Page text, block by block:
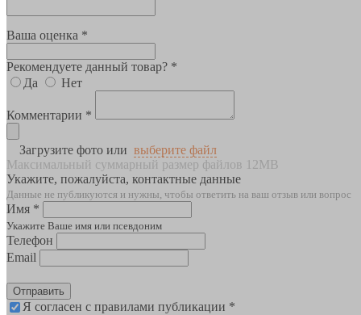
Ваша оценка *
Рекомендуете данный товар? *
Да
Нет
Комментарии *
Загрузите фото или выберите файл
Максимальный суммарный размер файлов 12MB
Укажите, пожалуйста, контактные данные
Данные не публикуются и нужны, чтобы ответить на ваш отзыв или вопрос
Имя *
Укажите Ваше имя или псевдоним
Телефон
Email
Отправить
Я согласен с правилами публикации *